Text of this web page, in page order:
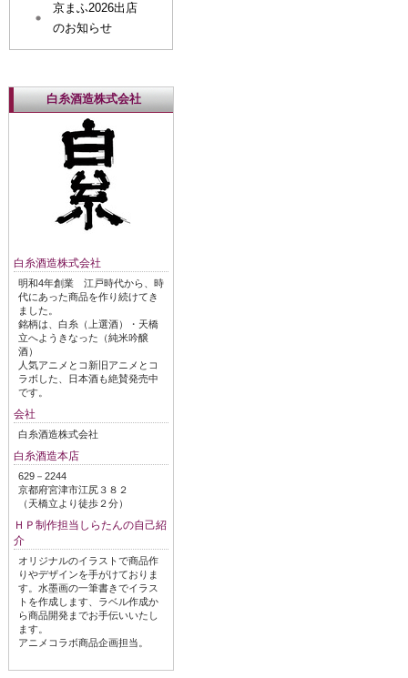
京まふ2026出店
のお知らせ
白糸酒造株式会社
白糸酒造株式会社
明和4年創業 江戸時代から、時
代にあった商品を作り続けてき
ました。
銘柄は、白糸（上選酒）・天橋
立へようきなった（純米吟醸
酒）
人気アニメとコ新旧アニメとコ
ラボした、日本酒も絶賛発売中
です。
会社
白糸酒造株式会社
白糸酒造本店
629－2244
京都府宮津市江尻３８２
（天橋立より徒歩２分）
ＨＰ制作担当しらたんの自己紹
介
オリジナルのイラストで商品作
りやデザインを手がけておりま
す。水墨画の一筆書きでイラス
トを作成します、ラベル作成か
ら商品開発までお手伝いいたし
ます。
アニメコラボ商品企画担当。